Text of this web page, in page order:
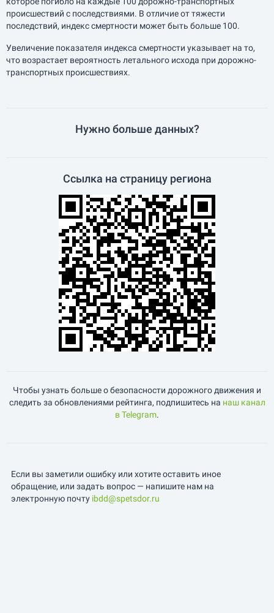
происшествий с последствиями. В отличие от тяжести
последствий, индекс смертности может быть больше 100.
Увеличение показателя индекса смертности указывает на то,
что возрастает вероятность летального исхода при дорожно-
транспортных происшествиях.
Нужно больше данных?
Ссылка на страницу региона
Чтобы узнать больше о безопасности дорожного движения и
следить за обновлениями рейтинга, подпишитесь на наш канал
в Telegram.
Если вы заметили ошибку или хотите оставить иное
обращение, или задать вопрос — напишите нам на
электронную почту ibdd@spetsdor.ru